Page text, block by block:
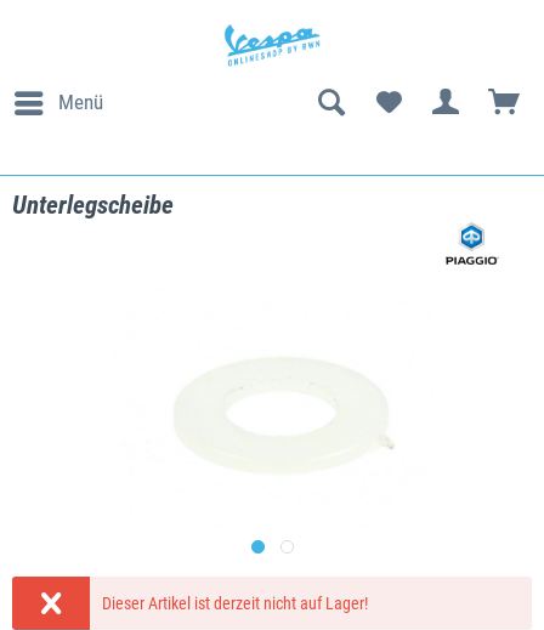
Menü
Unterlegscheibe
Dieser Artikel ist derzeit nicht auf Lager!